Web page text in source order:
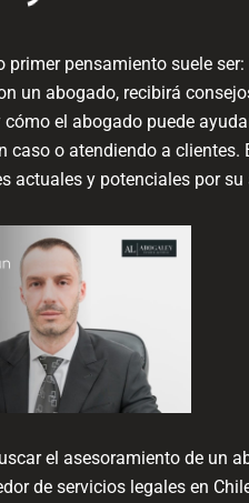
pensamiento suele ser:
un abogado, recibirá
el abogado puede
o atendiendo a clientes.
actuales y potenciales por
el asesoramiento de un
de servicios legales en